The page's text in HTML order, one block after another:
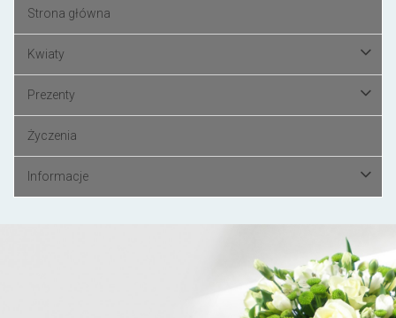
Strona główna
Kwiaty
Prezenty
Życzenia
Informacje